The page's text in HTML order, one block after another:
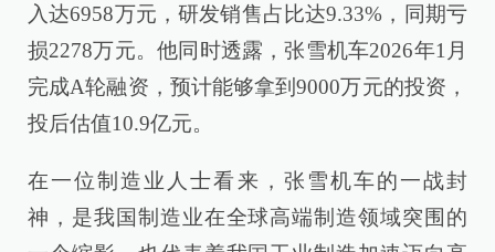
入达6958万元，研发销售占比达9.33%，同期亏
损2278万元。他同时透露，张雪机车2026年1月
完成A轮融资，预计能够拿到9000万元的投资，
投后估值10.9亿元。
在一位制造业人士看来，张雪机车的一战封
神，是我国制造业在全球高端制造领域突围的